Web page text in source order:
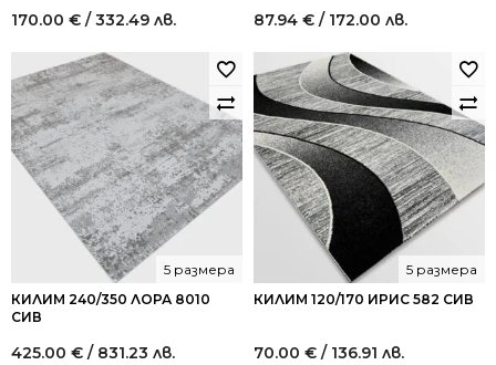
170.00 € / 332.49 лв. 87.94 € / 172.00 лв.
КИЛИМ 240/350 ЛОРА 8010
СИВ
5 размера
425.00 € / 831.23 лв.
КИЛИМ 120/170 ИРИС 582 СИВ
5 размера
70.00 € / 136.91 лв.